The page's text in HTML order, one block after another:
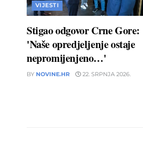
VIJESTI
Stigao odgovor Crne Gore:
'Naše opredjeljenje ostaje
nepromijenjeno…'
BY NOVINE.HR 22. SRPNJA 2026.